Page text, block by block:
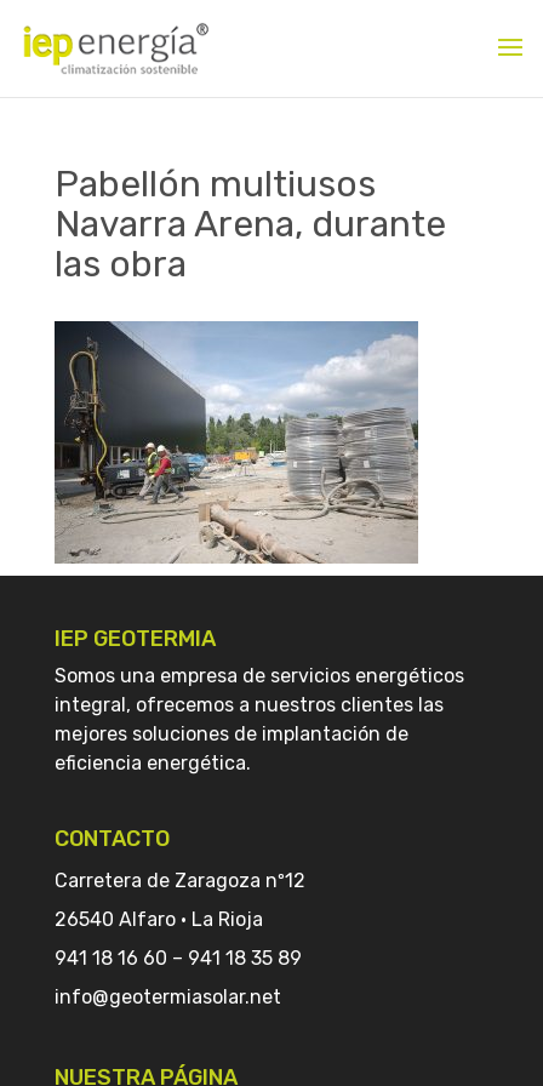
Pabellón multiusos
Navarra Arena, durante
las obra
IEP GEOTERMIA
Somos una empresa de servicios energéticos
integral, ofrecemos a nuestros clientes las
mejores soluciones de implantación de
eficiencia energética.
CONTACTO
Carretera de Zaragoza nº12
26540 Alfaro · La Rioja
941 18 16 60 – 941 18 35 89
info@geotermiasolar.net
NUESTRA PÁGINA